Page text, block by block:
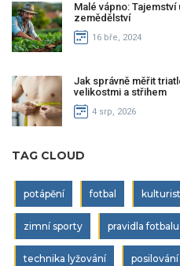
Malé vápno:
zemědělství
16 bře, 2024
Jak správně měřit
velikostmi a střihem
4 srp, 2026
TAG CLOUD
potápění fotbal
zimní sporty pravidla fotbalu
technika lyžování posilování